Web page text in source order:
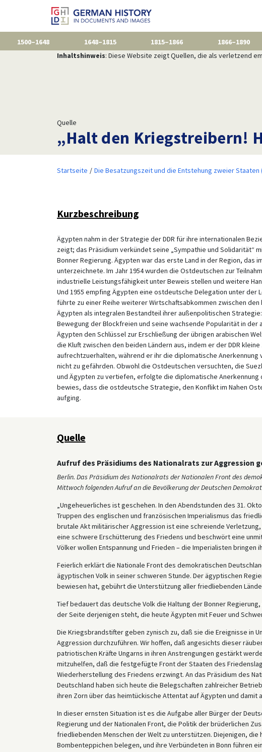
1500–1648 1648–1815 1815–1866 1866–1890
Inhaltshinweis: Diese Website zeigt Quellen, die als verletzend
Quelle
„Halt den Kriegstreibern!
Startseite Die Besatzungszeit und die Entstehung zweier Staaten
Kurzbeschreibung
Ägypten nahm in der Strategie der DDR für ihre internationalen
zeigt; das Präsidium verkündet seine „Sympathie und Solidarität“
Bonner Regierung. Ägypten war das erste Land in der Region, das
unterzeichnete. Im Jahr 1954 wurden die Ostdeutschen zur
industrielle Leistungsfähigkeit unter Beweis stellen und weitere
Und 1955 empfing Ägypten eine ostdeutsche Delegation unter der
führte zu einer Reihe weiterer Wirtschaftsabkommen zwischen
Ägypten als integralen Bestandteil ihrer außenpolitischen
Bewegung der Blockfreien und seine wachsende Popularität in
Ägypten den Schlüssel zur Erschließung der übrigen arabischen
die Kluft zwischen den beiden Ländern aus, indem er der DDR
aufrechtzuerhalten, während er ihr die diplomatische
nicht zu gefährden. Obwohl die Ostdeutschen versuchten, die
und Ägypten zu vertiefen, erfolgte die diplomatische Anerkennung
bewies, dass die ostdeutsche Strategie, den Konflikt im Nahen
aufging.
Quelle
Aufruf des Präsidiums des Nationalrats zur Aggression
Berlin. Das Präsidium des Nationalrats der Nationalen Front des
Mittwoch folgenden Aufruf an die Bevölkerung der Deutschen
„Ungeheuerliches ist geschehen. In den Abendstunden des 31.
Truppen des englischen und französischen Imperialismus das
brutale Akt militärischer Aggression ist eine schreiende
eine schwere Erschütterung des Friedens und beschwört eine
Völker wollen Entspannung und Frieden – die Imperialisten bringen
Feierlich erklärt die Nationale Front des demokratischen
ägyptischen Volk in seiner schweren Stunde. Der ägyptischen
bewiesen hat, gebührt die Unterstützung aller friedliebenden
Tief bedauert das deutsche Volk die Haltung der Bonner
der Seite derjenigen steht, die heute Ägypten mit Feuer und
Die Kriegsbrandstifter geben zynisch zu, daß sie die Ereignisse in
Aggression durchzuführen. Wir hoffen, daß angesichts dieser
patriotischen Kräfte Ungarns in ihren Anstrengungen gestärkt
mitzuhelfen, daß die festgefügte Front der Staaten des
Wiederherstellung des Friedens erzwingt. An das Präsidium des
Deutschland haben sich heute die Belegschaften zahlreicher
ihren Zorn über das heimtückische Attentat auf Ägypten und damit
In dieser ernsten Situation ist es die Aufgabe aller Bürger der
Regierung und der Nationalen Front, die Politik der brüderlichen
friedliebenden Menschen der Welt zu unterstützen. Diejenigen,
Bombenteppichen belegen, und ihre Verbündeten in Bonn führen